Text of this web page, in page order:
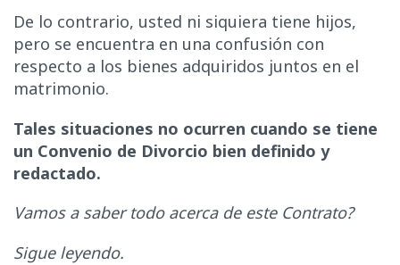
De lo contrario, usted ni siquiera tiene hijos,
pero se encuentra en una confusión con
respecto a los bienes adquiridos juntos en el
matrimonio.
Tales situaciones no ocurren cuando se tiene
un Convenio de Divorcio bien definido y
redactado.
Vamos a saber todo acerca de este Contrato?
Sigue leyendo.